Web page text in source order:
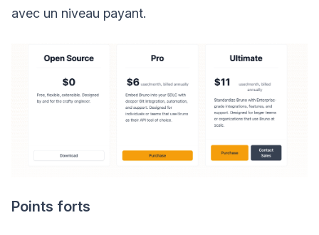
avec un niveau payant.
Points forts